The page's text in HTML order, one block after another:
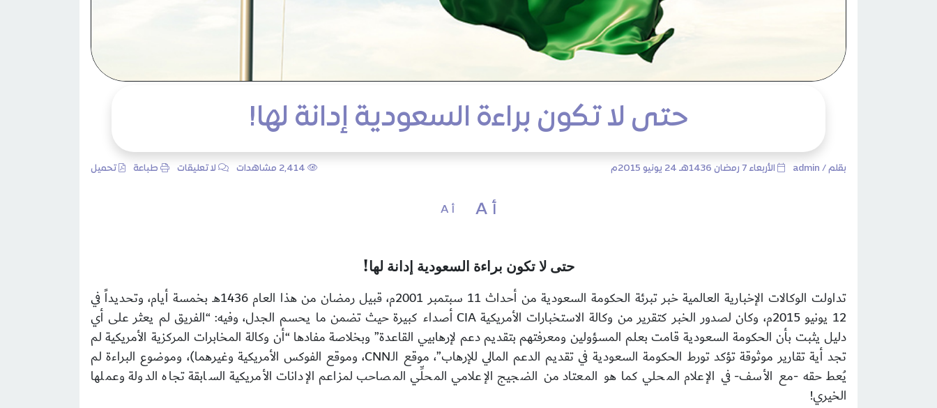
حتى لا تكون براءة السعودية إدانة لها!
بقلم / admin الأربعاء 7 رمضان 1436هـ 24 يونيو 2015م لا تعليقات طباعة تحميل
أ A أ A
حتى لا تكون براءة السعودية إدانة لها!
تداولت الوكالات الإخبارية العالمية خبر تبرئة الحكومة السعودية من أحداث 11 سبتمبر 2001م، قبيل رمضان من هذا العام 1436هـ بخمسة أيام، وتحديداً في
12 يونيو 2015م، وكان لصدور الخبر كتقرير من وكالة الاستخبارات الأمريكية
CIA أصداء كبيرة حيث تضمن ما يحسم الجدل، وفيه: “الفريق لم يعثر على أي
دليل يثبت بأن الحكومة السعودية قامت بعلم المسؤولين ومعرفتهم بتقديم دعم لإرهابيي القاعدة” وبخلاصة مفادها “أن وكالة المخابرات المركزية الأمريكية لم
تجد أية تقارير موثوقة تؤكد تورط الحكومة السعودية في تقديم الدعم المالي للإرهاب”، موقع الـCNN، وموقع الفوكس الأمريكية وغيرهما)، وموضوع البراءة لم
يُعط حقه -مع الأسف- في الإعلام المحلي كما هو المعتاد من الضجيج الإعلامي المحلِّي المصاحب لمزاعم الإدانات الأمريكية السابقة تجاه الدولة وعملها
الخيري!